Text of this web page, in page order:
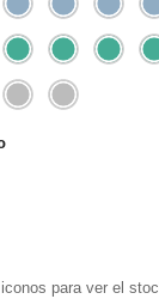
para ver el